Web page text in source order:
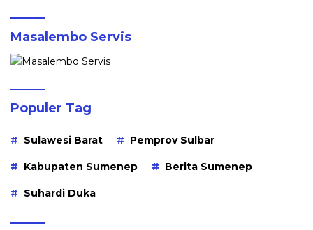
Masalembo Servis
Populer Tag
Sulawesi Barat Pemprov Sulbar
Kabupaten Sumenep Berita Sumenep
Suhardi Duka